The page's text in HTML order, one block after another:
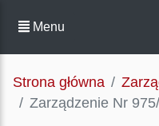
Menu
Strona główna
Zarządzenie Nr